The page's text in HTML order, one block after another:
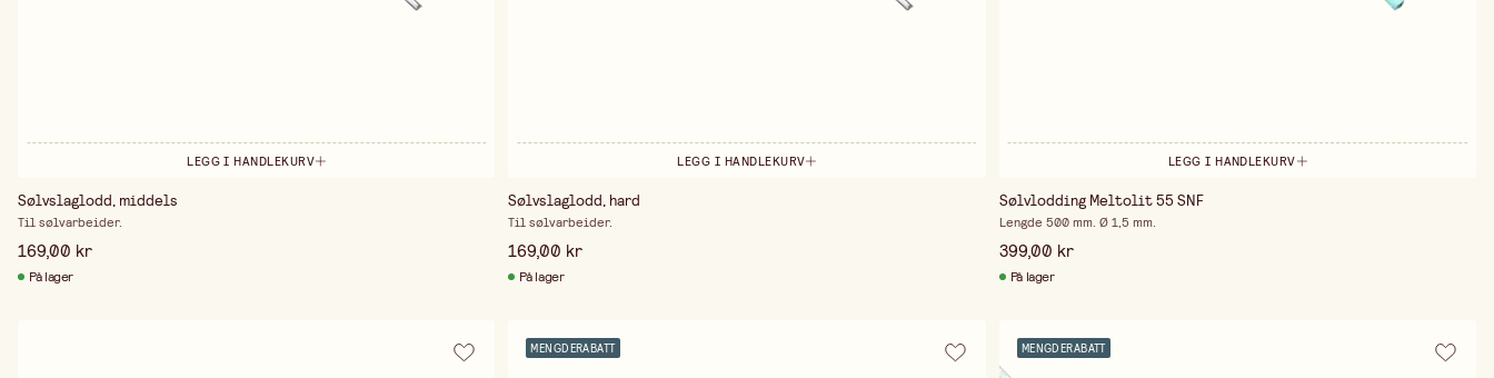
LEGG I HANDLEKURV
Sølvslaglodd, middels
Til sølvarbeider.
169,00 kr
På lager
LEGG I HANDLEKURV
Sølvslaglodd, hard
Til sølvarbeider.
169,00 kr
På lager
LEGG I HANDLEKURV
Sølvlodding Meltolit 55 SNF
Lengde 500 mm. Ø 1,5 mm.
399,00 kr
På lager
MENGDERABATT MENGDERABATT